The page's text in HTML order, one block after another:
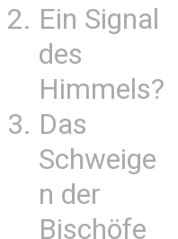
Ein Signal
des
Himmels?
Das
Schweige
n der
Bischöfe